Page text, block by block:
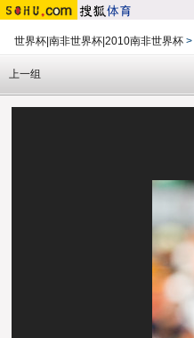
世界杯|南非世界杯|2010南非世界杯 >
上一组